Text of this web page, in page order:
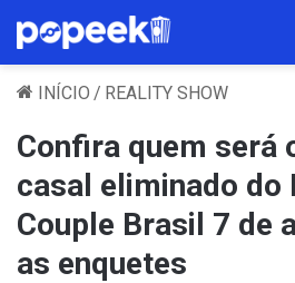
INÍCIO / REALITY SHOW
Confira quem será
casal eliminado do
Couple Brasil 7 de
as enquetes